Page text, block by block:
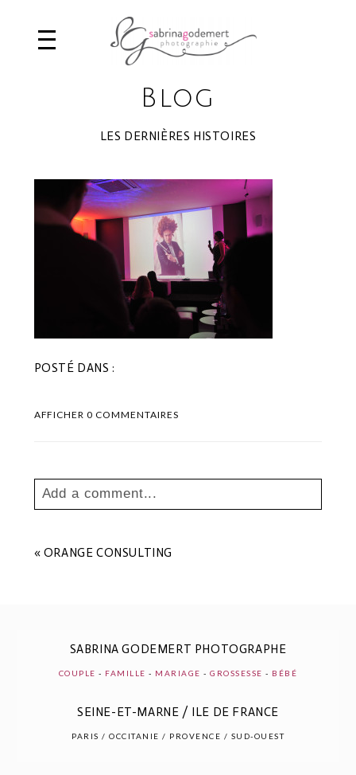
Blog
LES DERNIÈRES HISTOIRES
POSTÉ DANS :
AFFICHER0 COMMENTAIRES
Add a comment...
Les champs marqués sont requis *
POST COMMENT
« ORANGE CONSULTING
SABRINA GODEMERT PHOTOGRAPHE
COUPLE - FAMILLE - MARIAGE -GROSSESSE - BÉBÉ
SEINE-ET-MARNE / ILE DE FRANCE
PARIS / OCCITANIE / PROVENCE / SUD-OUEST